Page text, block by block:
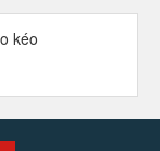
kéo